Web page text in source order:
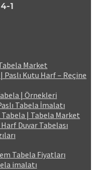
1
Market
Paslı Kutu Harf – Reçine
| Örnekleri
Tabela İmalatı
| Tabela Market
Duvar Tabelası
Tabela Fiyatları
imalatı